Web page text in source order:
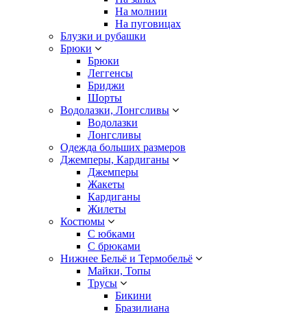
На молнии
На пуговицах
Блузки и рубашки
Брюки
Брюки
Леггенсы
Бриджи
Шорты
Водолазки, Лонгсливы
Водолазки
Лонгсливы
Одежда больших размеров
Джемперы, Кардиганы
Джемперы
Жакеты
Кардиганы
Жилеты
Костюмы
С юбками
С брюками
Нижнее Бельё и Термобельё
Майки, Топы
Трусы
Бикини
Бразилиана